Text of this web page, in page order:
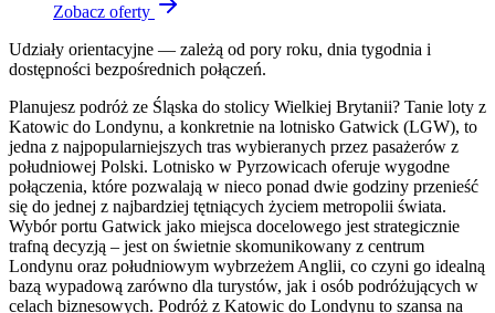
Zobacz oferty
Udziały orientacyjne — zależą od pory roku, dnia tygodnia i
dostępności bezpośrednich połączeń.
Planujesz podróż ze Śląska do stolicy Wielkiej Brytanii? Tanie loty z
Katowic do Londynu, a konkretnie na lotnisko Gatwick (LGW), to
jedna z najpopularniejszych tras wybieranych przez pasażerów z
południowej Polski. Lotnisko w Pyrzowicach oferuje wygodne
połączenia, które pozwalają w nieco ponad dwie godziny przenieść
się do jednej z najbardziej tętniących życiem metropolii świata.
Wybór portu Gatwick jako miejsca docelowego jest strategicznie
trafną decyzją – jest on świetnie skomunikowany z centrum
Londynu oraz południowym wybrzeżem Anglii, co czyni go idealną
bazą wypadową zarówno dla turystów, jak i osób podróżujących w
celach biznesowych. Podróż z Katowic do Londynu to szansa na